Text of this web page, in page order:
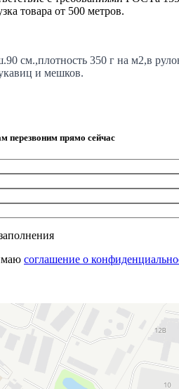
товара от 500 метров.
см.,плотность 350 г на м2,в
и мешков.
перезвоним прямо сейчас
соглашение о